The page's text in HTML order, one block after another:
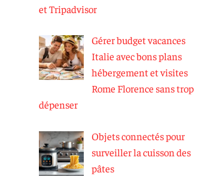
et Tripadvisor
Gérer budget vacances
Italie avec bons plans
hébergement et visites
Rome Florence sans trop
dépenser
Objets connectés pour
surveiller la cuisson des
pâtes